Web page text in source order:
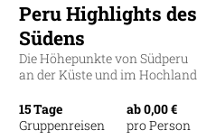
Peru Highlights des
Südens
Die Höhepunkte von Südperu
an der Küste und im Hochland
15 Tage
Gruppenreisen
ab 0,00 €
pro Person